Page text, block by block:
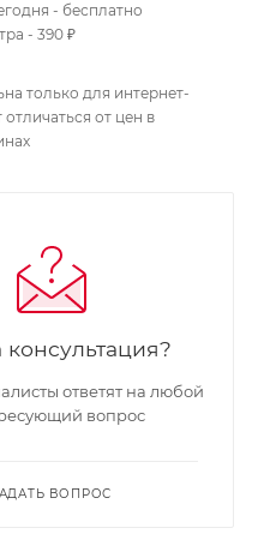
- бесплатно
- 390 ₽
только для интернет-
от цен в
ответят на любой
вопрос
ВОПРОС